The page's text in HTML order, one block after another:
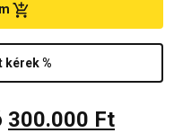
kérek %
300.000 Ft